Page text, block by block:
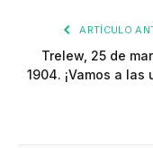
ARTÍCULO
Trelew, 25 de
1904. ¡Vamos a las